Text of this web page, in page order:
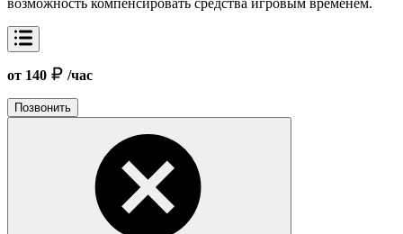
возможность компенсировать средства игровым временем.
от 140 /час
Позвонить